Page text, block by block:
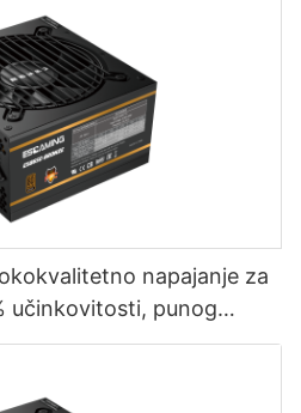
napajanje za
učinkovitosti, punog
ESB650W